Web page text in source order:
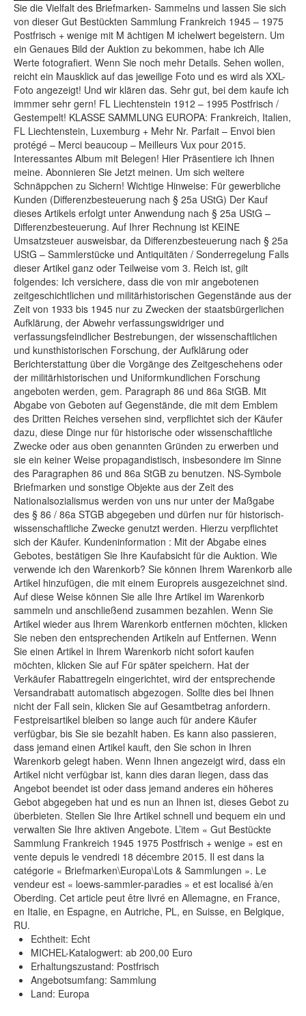
Sie die Vielfalt des Briefmarken- Sammelns und lassen Sie sich
von dieser Gut Bestückten Sammlung Frankreich 1945 – 1975
Postfrisch + wenige mit M ächtigen M ichelwert begeistern. Um
ein Genaues Bild der Auktion zu bekommen, habe ich Alle
Werte fotografiert. Wenn Sie noch mehr Details. Sehen wollen,
reicht ein Mausklick auf das jeweilige Foto und es wird als XXL-
Foto angezeigt! Und wir klären das. Sehr gut, bei dem kaufe ich
immmer sehr gern! FL Liechtenstein 1912 – 1995 Postfrisch /
Gestempelt! KLASSE SAMMLUNG EUROPA: Frankreich, Italien,
FL Liechtenstein, Luxemburg + Mehr Nr. Parfait – Envoi bien
protégé – Merci beaucoup – Meilleurs Vux pour 2015.
Interessantes Album mit Belegen! Hier Präsentiere ich Ihnen
meine. Abonnieren Sie Jetzt meinen. Um sich weitere
Schnäppchen zu Sichern! Wichtige Hinweise: Für gewerbliche
Kunden (Differenzbesteuerung nach § 25a UStG) Der Kauf
dieses Artikels erfolgt unter Anwendung nach § 25a UStG –
Differenzbesteuerung. Auf Ihrer Rechnung ist KEINE
Umsatzsteuer ausweisbar, da Differenzbesteuerung nach § 25a
UStG – Sammlerstücke und Antiquitäten / Sonderregelung Falls
dieser Artikel ganz oder Teilweise vom 3. Reich ist, gilt
folgendes: Ich versichere, dass die von mir angebotenen
zeitgeschichtlichen und militärhistorischen Gegenstände aus der
Zeit von 1933 bis 1945 nur zu Zwecken der staatsbürgerlichen
Aufklärung, der Abwehr verfassungswidriger und
verfassungsfeindlicher Bestrebungen, der wissenschaftlichen
und kunsthistorischen Forschung, der Aufklärung oder
Berichterstattung über die Vorgänge des Zeitgeschehens oder
der militärhistorischen und Uniformkundlichen Forschung
angeboten werden, gem. Paragraph 86 und 86a StGB. Mit
Abgabe von Geboten auf Gegenstände, die mit dem Emblem
des Dritten Reiches versehen sind, verpflichtet sich der Käufer
dazu, diese Dinge nur für historische oder wissenschaftliche
Zwecke oder aus oben genannten Gründen zu erwerben und
sie ein keiner Weise propagandistisch, insbesondere im Sinne
des Paragraphen 86 und 86a StGB zu benutzen. NS-Symbole
Briefmarken und sonstige Objekte aus der Zeit des
Nationalsozialismus werden von uns nur unter der Maßgabe
des § 86 / 86a STGB abgegeben und dürfen nur für historisch-
wissenschaftliche Zwecke genutzt werden. Hierzu verpflichtet
sich der Käufer. Kundeninformation : Mit der Abgabe eines
Gebotes, bestätigen Sie Ihre Kaufabsicht für die Auktion. Wie
verwende ich den Warenkorb? Sie können Ihrem Warenkorb alle
Artikel hinzufügen, die mit einem Europreis ausgezeichnet sind.
Auf diese Weise können Sie alle Ihre Artikel im Warenkorb
sammeln und anschließend zusammen bezahlen. Wenn Sie
Artikel wieder aus Ihrem Warenkorb entfernen möchten, klicken
Sie neben den entsprechenden Artikeln auf Entfernen. Wenn
Sie einen Artikel in Ihrem Warenkorb nicht sofort kaufen
möchten, klicken Sie auf Für später speichern. Hat der
Verkäufer Rabattregeln eingerichtet, wird der entsprechende
Versandrabatt automatisch abgezogen. Sollte dies bei Ihnen
nicht der Fall sein, klicken Sie auf Gesamtbetrag anfordern.
Festpreisartikel bleiben so lange auch für andere Käufer
verfügbar, bis Sie sie bezahlt haben. Es kann also passieren,
dass jemand einen Artikel kauft, den Sie schon in Ihren
Warenkorb gelegt haben. Wenn Ihnen angezeigt wird, dass ein
Artikel nicht verfügbar ist, kann dies daran liegen, dass das
Angebot beendet ist oder dass jemand anderes ein höheres
Gebot abgegeben hat und es nun an Ihnen ist, dieses Gebot zu
überbieten. Stellen Sie Ihre Artikel schnell und bequem ein und
verwalten Sie Ihre aktiven Angebote. L’item « Gut Bestückte
Sammlung Frankreich 1945 1975 Postfrisch + wenige » est en
vente depuis le vendredi 18 décembre 2015. Il est dans la
catégorie « Briefmarken\Europa\Lots & Sammlungen ». Le
vendeur est « loews-sammler-paradies » et est localisé à/en
Oberding. Cet article peut être livré en Allemagne, en France,
en Italie, en Espagne, en Autriche, PL, en Suisse, en Belgique,
RU.
Echtheit: Echt
MICHEL-Katalogwert: ab 200,00 Euro
Erhaltungszustand: Postfrisch
Angebotsumfang: Sammlung
Land: Europa